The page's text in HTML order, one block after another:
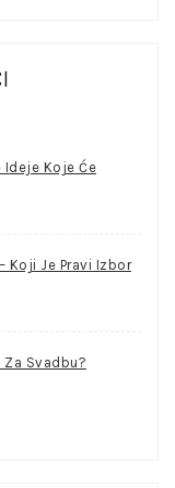
Ideje Koje Će
Koji Je Pravi Izbor
Za Svadbu?